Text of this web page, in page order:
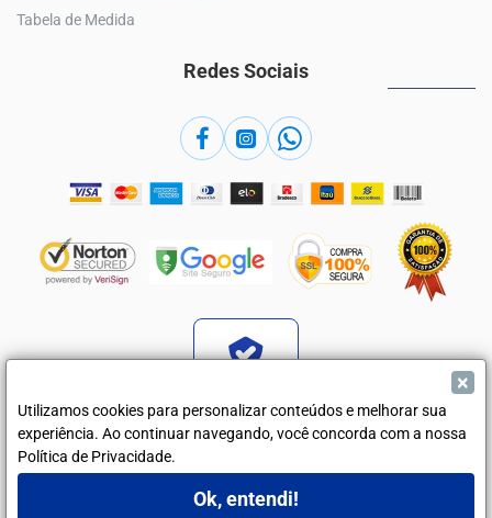
×
Utilizamos cookies para personalizar conteúdos e melhorar sua
experiência. Ao continuar navegando, você concorda com a nossa
Política de Privacidade.
Ok, entendi!
Tabela de Medida
Redes Sociais
Camisaria Dommen - Indústria e Comércio de Vestuário ME - CNPJ
31.853.551/0001-21
FILTRAR PRODUTOS